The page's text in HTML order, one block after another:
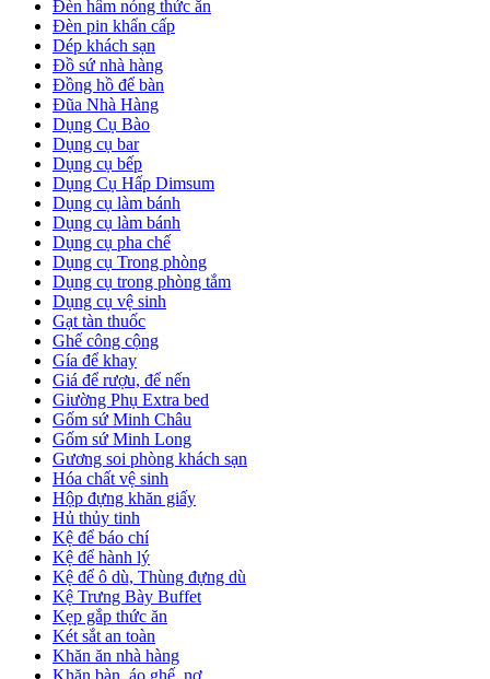
Đèn hâm nóng thức ăn
Đèn pin khẩn cấp
Dép khách sạn
Đồ sứ nhà hàng
Đồng hồ để bàn
Đũa Nhà Hàng
Dụng Cụ Bào
Dụng cụ bar
Dụng cụ bếp
Dụng Cụ Hấp Dimsum
Dụng cụ làm bánh
Dụng cụ làm bánh
Dụng cụ pha chế
Dụng cụ Trong phòng
Dụng cụ trong phòng tắm
Dụng cụ vệ sinh
Gạt tàn thuốc
Ghế công cộng
Gía để khay
Giá để rượu, để nến
Giường Phụ Extra bed
Gốm sứ Minh Châu
Gốm sứ Minh Long
Gương soi phòng khách sạn
Hóa chất vệ sinh
Hộp đựng khăn giấy
Hủ thủy tinh
Kệ để báo chí
Kệ để hành lý
Kệ để ô dù, Thùng đựng dù
Kệ Trưng Bày Buffet
Kẹp gắp thức ăn
Két sắt an toàn
Khăn ăn nhà hàng
Khăn bàn, áo ghế, nơ